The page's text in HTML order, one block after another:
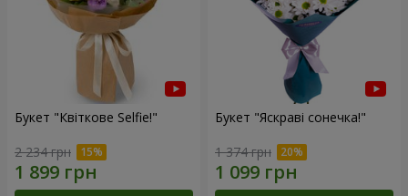
Букет "Квіткове Selfie!"
2 234 грн
Букет "Яскраві сонечка!"
1 374 грн